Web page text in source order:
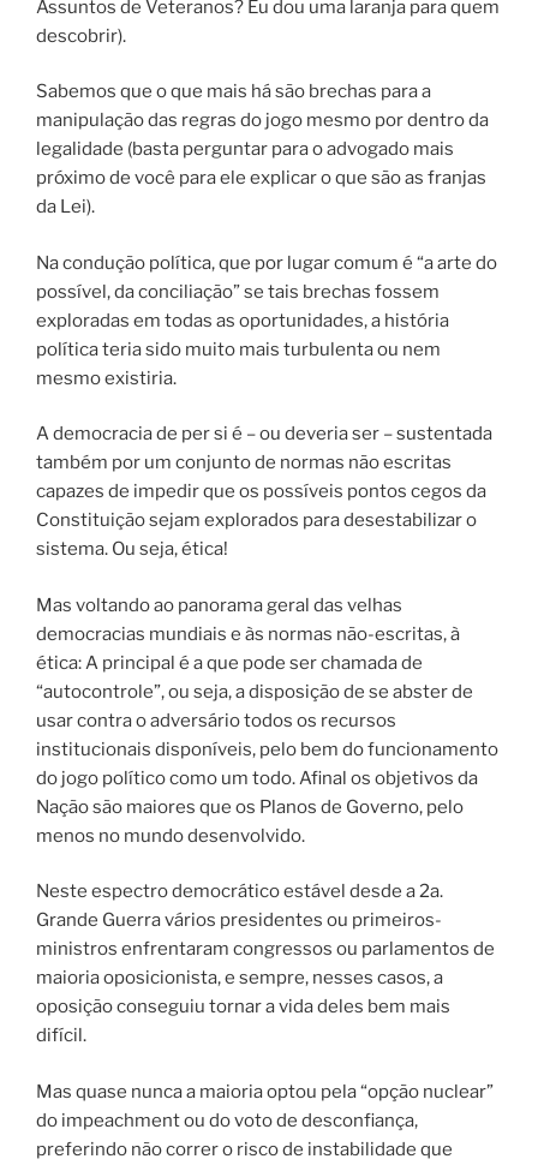
Assuntos de Veteranos? Eu dou uma laranja para quem
descobrir).
Sabemos que o que mais há são brechas para a
manipulação das regras do jogo mesmo por dentro da
legalidade (basta perguntar para o advogado mais
próximo de você para ele explicar o que são as franjas
da Lei).
Na condução política, que por lugar comum é “a arte do
possível, da conciliação” se tais brechas fossem
exploradas em todas as oportunidades, a história
política teria sido muito mais turbulenta ou nem
mesmo existiria.
A democracia de per si é – ou deveria ser – sustentada
também por um conjunto de normas não escritas
capazes de impedir que os possíveis pontos cegos da
Constituição sejam explorados para desestabilizar o
sistema. Ou seja, ética!
Mas voltando ao panorama geral das velhas
democracias mundiais e às normas não-escritas, à
ética: A principal é a que pode ser chamada de
“autocontrole”, ou seja, a disposição de se abster de
usar contra o adversário todos os recursos
institucionais disponíveis, pelo bem do funcionamento
do jogo político como um todo. Afinal os objetivos da
Nação são maiores que os Planos de Governo, pelo
menos no mundo desenvolvido.
Neste espectro democrático estável desde a 2a.
Grande Guerra vários presidentes ou primeiros-
ministros enfrentaram congressos ou parlamentos de
maioria oposicionista, e sempre, nesses casos, a
oposição conseguiu tornar a vida deles bem mais
difícil.
Mas quase nunca a maioria optou pela “opção nuclear”
do impeachment ou do voto de desconfiança,
preferindo não correr o risco de instabilidade que